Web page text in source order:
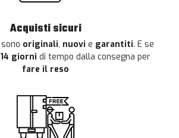
Acquisti sicuri
sono originali, nuovi e garantiti. E se
14 giorni di tempo dalla consegna per
fare il reso